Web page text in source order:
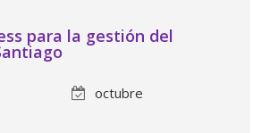
para la gestión del
octubre